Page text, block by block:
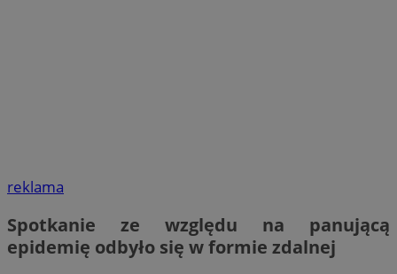
reklama
Spotkanie ze względu na panującą
epidemię odbyło się w formie zdalnej